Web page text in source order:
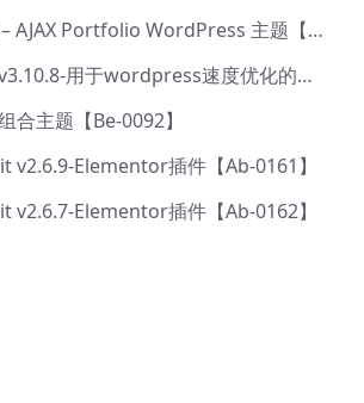
Rhye v3.5.3 – AJAX Portfolio WordPress 主题【Bi-0049】
WP Rocket v3.10.8-用于wordpress速度优化的缓存加速插件【Cd-0019】
合主题【Be-0092】
v2.6.9-Elementor插件【Ab-0161】
v2.6.7-Elementor插件【Ab-0162】